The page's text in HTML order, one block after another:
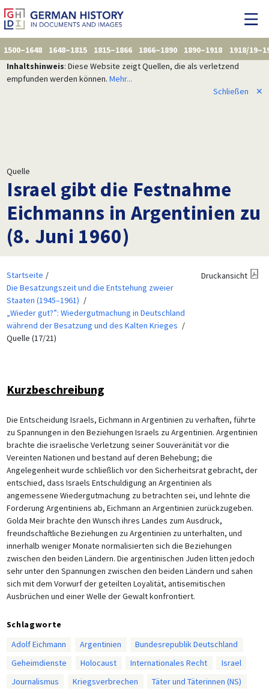
1500–1648 1648–1815 1815–1866 1866–1890 1890–1918
1918/
Inhaltshinweis: Diese Website zeigt Quellen, die als verletzend
empfunden werden können. Mehr...
Schließen
✕
Quelle
Israel gibt die Festnahme
Eichmanns in Argentinien zu
(8. Juni 1960)
Startseite
Die Besatzungszeit und die Entstehung zweier
Staaten (1945–1961)
„Wieder gut?”: Wiedergutmachung in Deutschland
während der Besatzung und des Kalten Krieges
Quelle (17/21)
Druckansicht
Kurzbeschreibung
Die Entscheidung Israels, Eichmann in Argentinien zu verhaften, führte
zu Spannungen in den Beziehungen Israels zu Argentinien. Argentinien
brachte die israelische Verletzung seiner Souveränität vor die
Vereinten Nationen und bestand auf deren Behebung; die
Angelegenheit wurde schließlich vor den Sicherheitsrat gebracht, der
entschied, dass Israels Entschuldigung an Argentinien als
angemessene Wiedergutmachung zu betrachten sei, und lehnte die
Forderung Argentiniens ab, Eichmann an Argentinien zurückzugeben.
Golda Meir brachte den Wunsch ihres Landes zum Ausdruck,
freundschaftliche Beziehungen zu Argentinien zu unterhalten, und
innerhalb weniger Monate normalisierten sich die Beziehungen
zwischen den beiden Ländern. Die argentinischen Juden litten jedoch
sehr unter den Spannungen zwischen den beiden Ländern und sahen
sich mit dem Vorwurf der geteilten Loyalität, antisemitischen
Ausbrüchen und einer Welle der Gewalt konfrontiert.
Schlagworte
Adolf Eichmann
Argentinien
Bundesrepublik Deutschland
Geheimdienste
Holocaust Internationales Recht
Israel
Journalismus
Kriegsverbrechen Täter und Täterinnen (NS)